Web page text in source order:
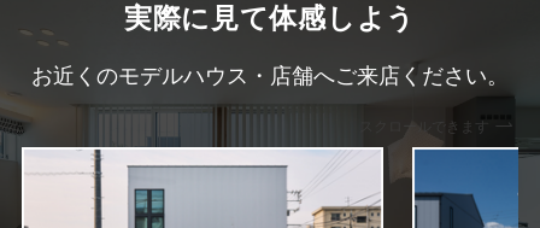
実際に見て体感しよう
お近くのモデルハウス・店舗へご来店ください。
スクロールできます